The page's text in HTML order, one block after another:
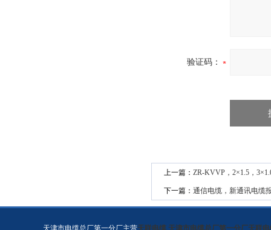
验证码：
上一篇： ZR-KVVP，2×1.5，
下一篇： 通信电缆，新通讯电缆
天津市电缆总厂第一分厂主营天联电缆, 天津市电缆总厂第一分厂天联电